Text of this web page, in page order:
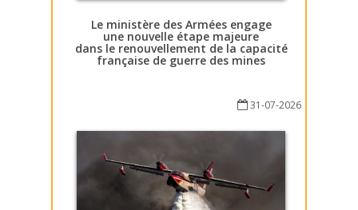
Le ministère des Armées engage
une nouvelle étape majeure
dans le renouvellement de la capacité
française de guerre des mines
31-07-2026